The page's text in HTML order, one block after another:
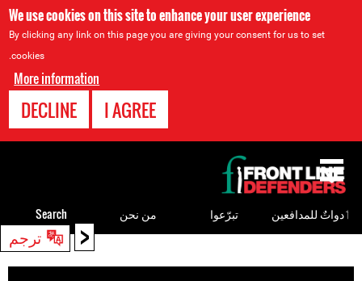
We use cookies on this site to enhance your user experience
By clicking any link on this page you are giving your consent for us to set
cookies.
More information
I AGREE
DECLINE
< ترجم
to
to
top
ٲدواتٌ للمدافعين تبرّعوا من نحن Search